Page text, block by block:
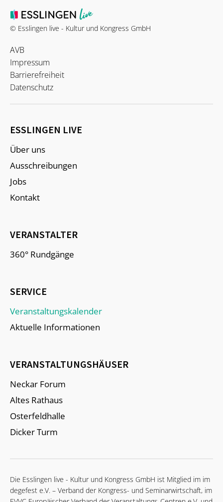
© Esslingen live - Kultur und Kongress GmbH
AVB
Impressum
Barrierefreiheit
Datenschutz
ESSLINGEN LIVE
Über uns
Ausschreibungen
Jobs
Kontakt
VERANSTALTER
360° Rundgänge
SERVICE
Veranstaltungskalender
Aktuelle Informationen
VERANSTALTUNGSHÄUSER
Neckar Forum
Altes Rathaus
Osterfeldhalle
Dicker Turm
Die Esslingen live - Kultur und Kongress GmbH ist Mitglied im im
degefest e.V. – Verband der Kongress- und Seminarwirtschaft, im